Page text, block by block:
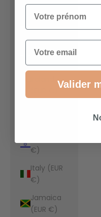
Indonesia
(EUR €)
Iraq (EUR
€)
Italy (EUR
€)
Jamaica
(EUR €)
Votre prénom
Email
Valider